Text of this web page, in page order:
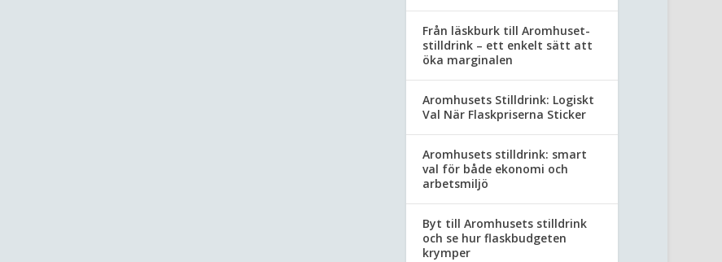
Från läskburk till Aromhuset-
stilldrink – ett enkelt sätt att
öka marginalen
Aromhusets Stilldrink: Logiskt
Val När Flaskpriserna Sticker
Aromhusets stilldrink: smart
val för både ekonomi och
arbetsmiljö
Byt till Aromhusets stilldrink
och se hur flaskbudgeten
krymper